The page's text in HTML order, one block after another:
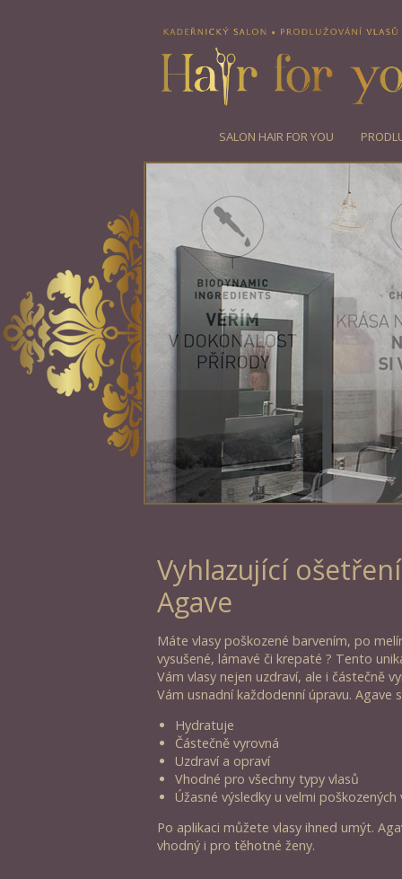
SALON HAIR FOR YOU
Vyhlazující
Agave
Máte vlasy poškozené barvením, po
vysušené, lámavé či krepaté ? Tento
Vám vlasy nejen uzdraví, ale i částečně
Vám usnadní každodenní úpravu. Agave
Hydratuje
Částečně vyrovná
Uzdraví a opraví
Vhodné pro všechny typy vlasů
Úžasné výsledky u velmi poškozených
Po aplikaci můžete vlasy ihned umýt.
vhodný i pro těhotné ženy.